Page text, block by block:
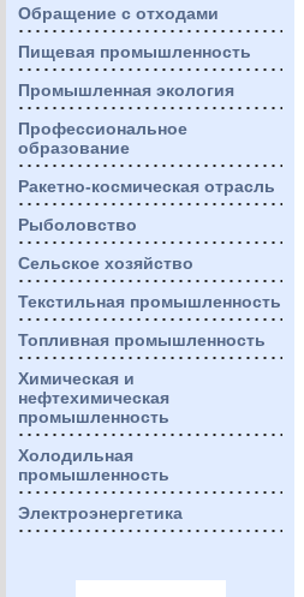
Обращение с отходами
Пищевая промышленность
Промышленная экология
Профессиональное
образование
Ракетно-космическая отрасль
Рыболовство
Сельское хозяйство
Текстильная промышленность
Топливная промышленность
Химическая и
нефтехимическая
промышленность
Холодильная
промышленность
Электроэнергетика